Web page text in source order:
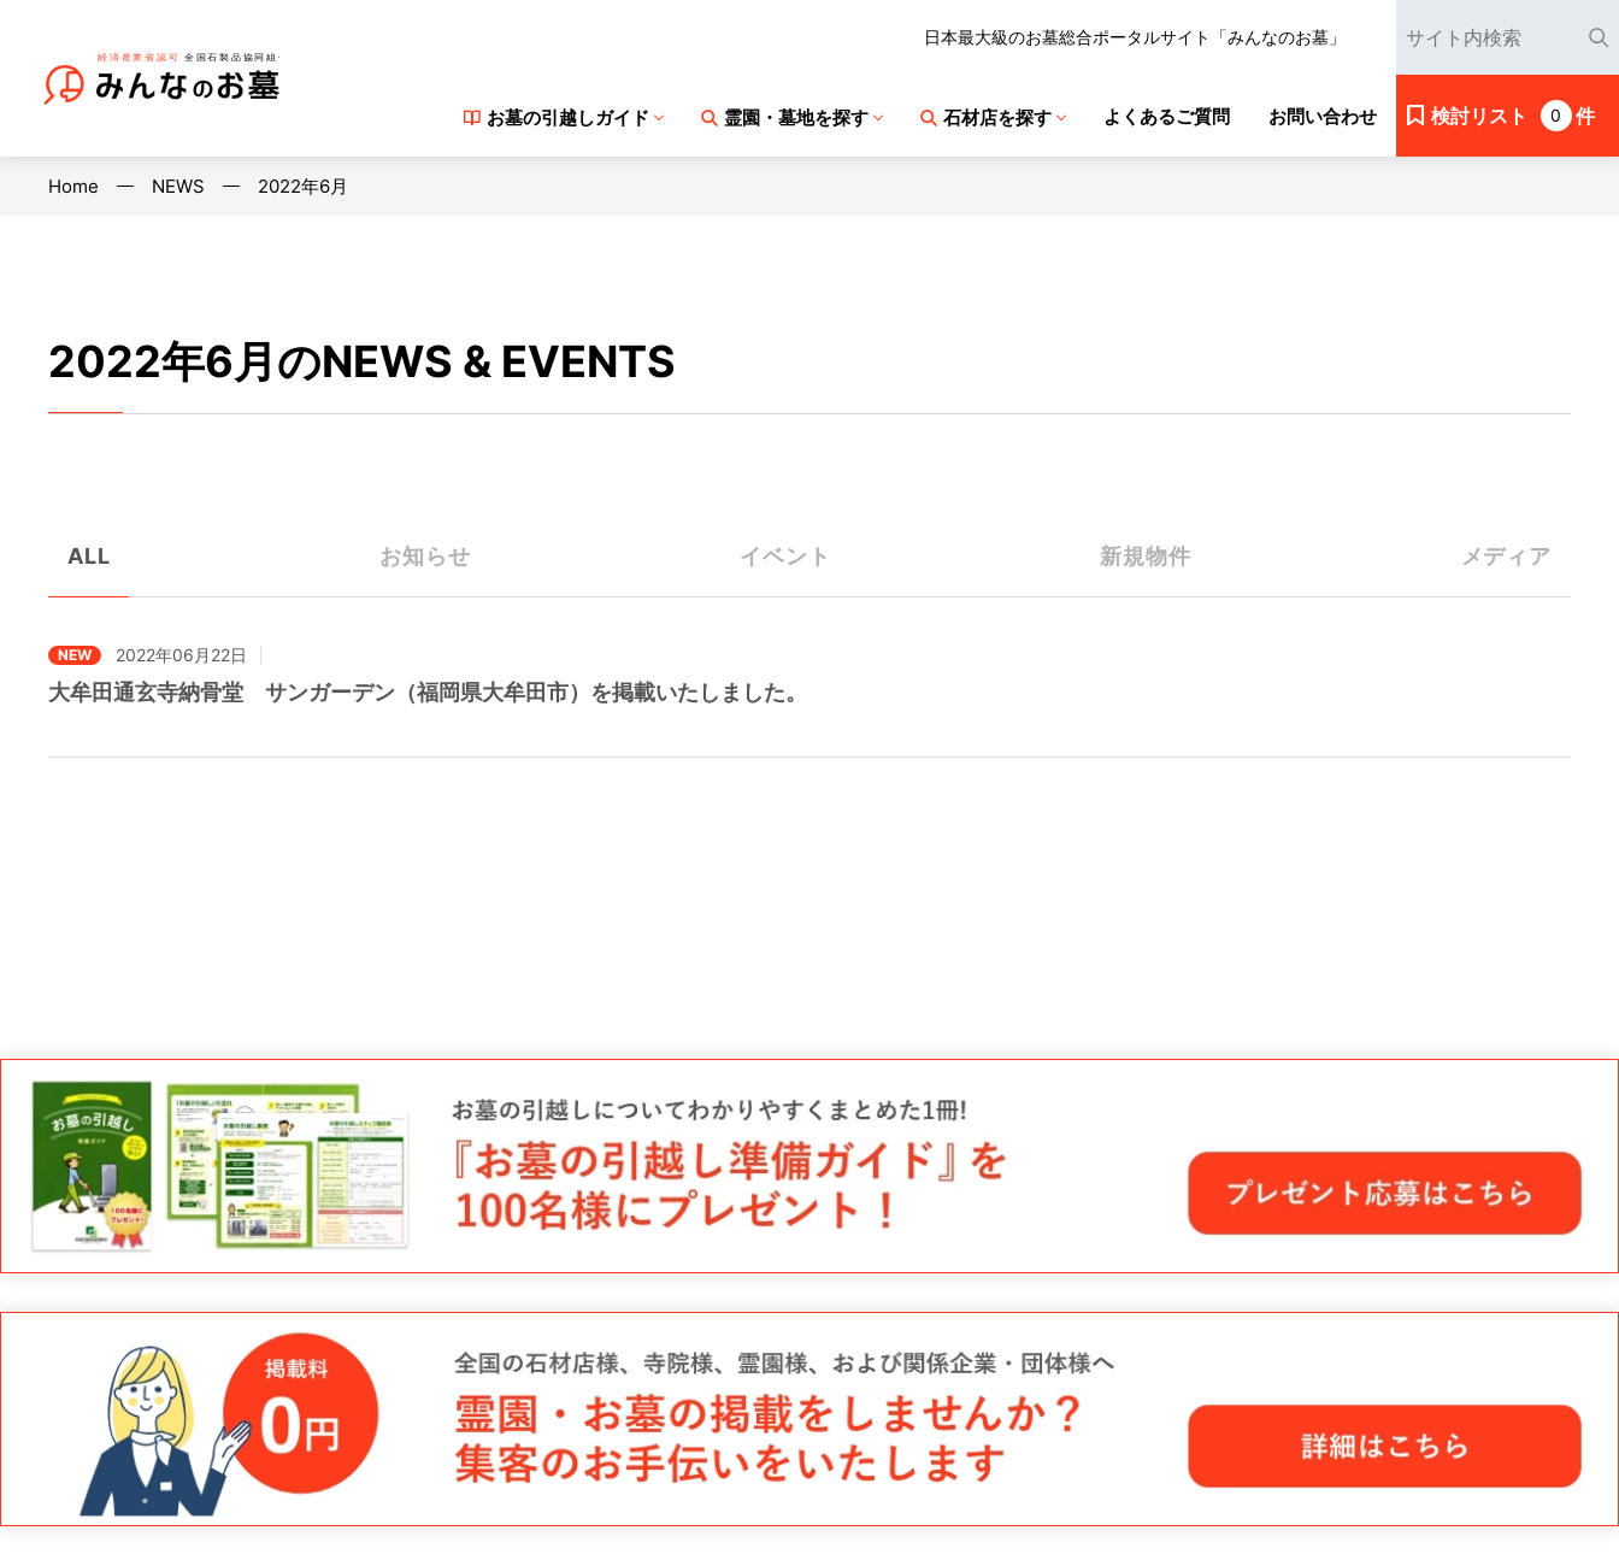
日本最大級のお墓総合ポータルサイト「みんなのお墓」
お墓の引越しガイド 霊園・墓地を探す 石材店を探す よくあるご質問 お問い合わせ 検討リスト 0 件
Home NEWS 2022年6月
2022年6月のNEWS & EVENTS
ALL お知らせ イベント 新規物件 メディア
NEW 2022年06月22日
大牟田通玄寺納骨堂 サンガーデン（福岡県大牟田市）を掲載いたしました。